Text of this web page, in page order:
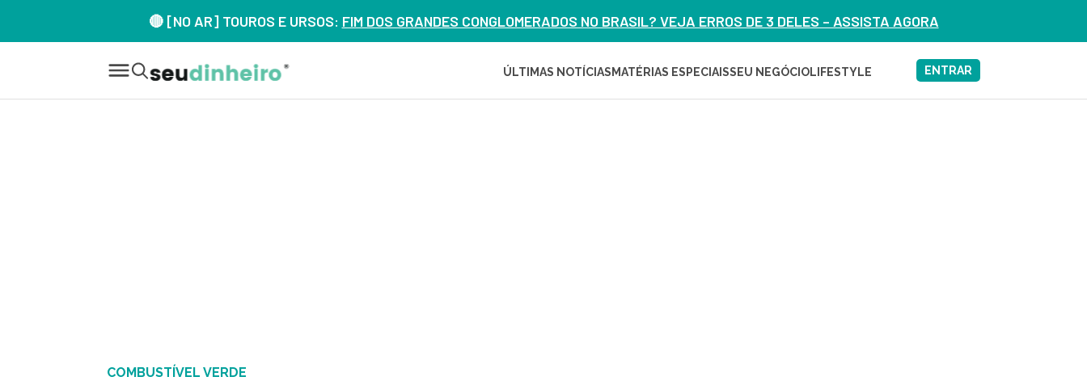
🔴 [NO AR] TOUROS E URSOS: FIM DOS GRANDES CONGLOMERADOS NO BRASIL? VEJA ERROS DE 3 DELES – ASSISTA AGORA
ÚLTIMAS NOTÍCIAS MATÉRIAS ESPECIAISSEU NEGÓCIOLIFESTYLE ENTRAR
COMBUSTÍVEL VERDE